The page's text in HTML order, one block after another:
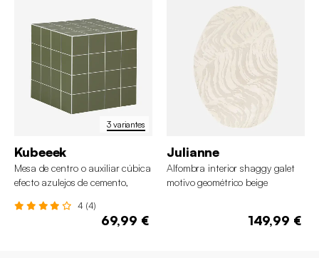
3 variantes
Kubeeek
Mesa de centro o auxiliar cúbica
efecto azulejos de cemento,
4 (4)
69,99 €
Julianne
Alfombra interior shaggy galet
motivo geométrico beige
149,99 €